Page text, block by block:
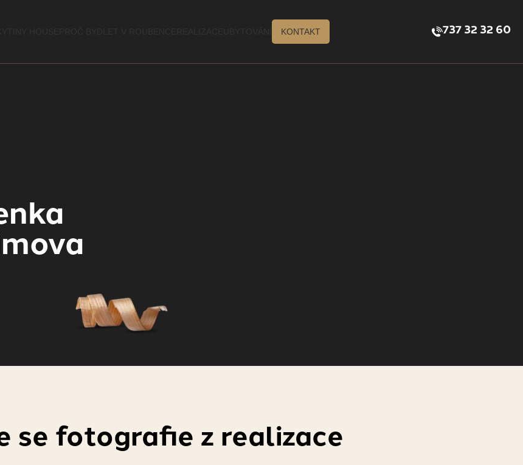
KONTAKT 737 32 32 60
se fotografie z realizace